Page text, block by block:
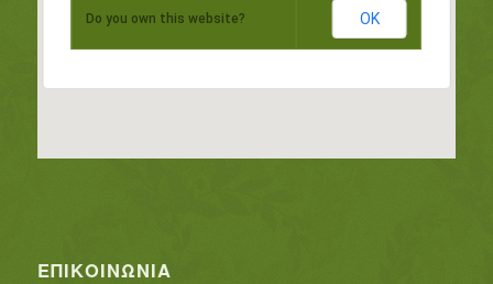
Do you own this website? OK
ΕΠΙΚΟΙΝΩΝΊΑ